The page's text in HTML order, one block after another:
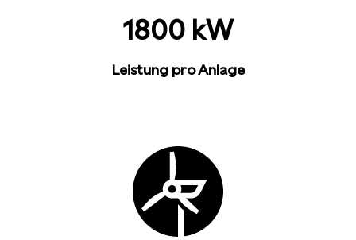
1800 kW
Leistung pro Anlage